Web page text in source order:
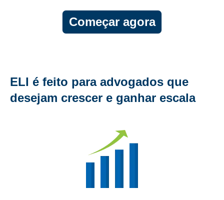
Começar agora
ELI é feito para advogados que
desejam crescer e ganhar escala